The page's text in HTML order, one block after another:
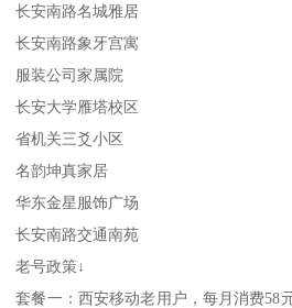
长安南路名城雅居
长安南路象牙宫寓
服装公司家属院
长安大学雁塔校区
省机关三爻小区
名韵坤真家居
华东金星服饰广场
长安南路交通南苑
老号政策↓
套餐一：西安移动老用户，每月消费58